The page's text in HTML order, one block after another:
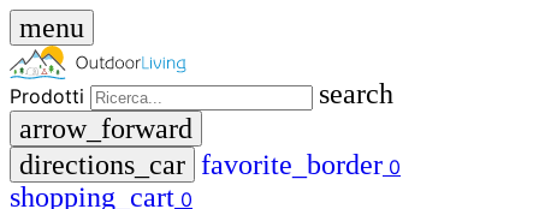
menu
Prodotti
search
arrow_forward
directions_car favorite_border 0
shopping_cart 0